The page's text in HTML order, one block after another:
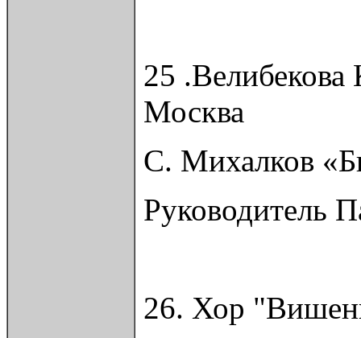
25
Москва
С. Михалков
Руководитель
26. Хор